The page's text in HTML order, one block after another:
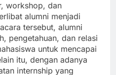
workshop, dan
alumni menjadi
tersebut, alumni
pengetahuan, dan relasi
untuk mencapai
itu, dengan adanya
internship yang